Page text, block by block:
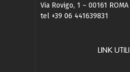
Via Rovigo, 1 – 00161 ROMA
tel +39 06 441639831
LINK UTILI